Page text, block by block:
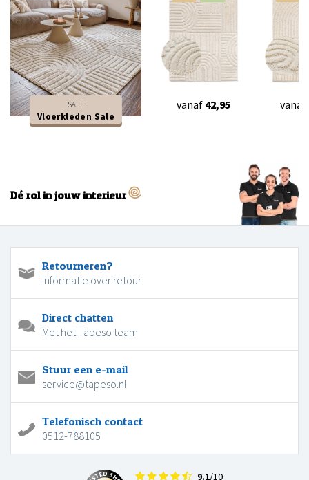
SALE
Vloerkleden Sale
vanaf 42,95 vanaf
Dé rol in jouw interieur
Retourneren?
Informatie over retour
Direct chatten
Met het Tapeso team
Stuur een e-mail
service@tapeso.nl
Telefonisch contact
0512-788105
9.1/10